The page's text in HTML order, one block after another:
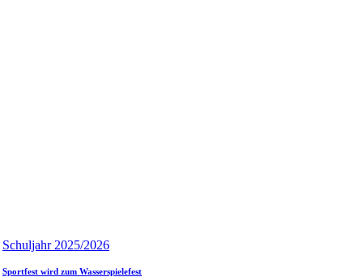
Schuljahr 2025/2026
Sportfest wird zum Wasserspielefest